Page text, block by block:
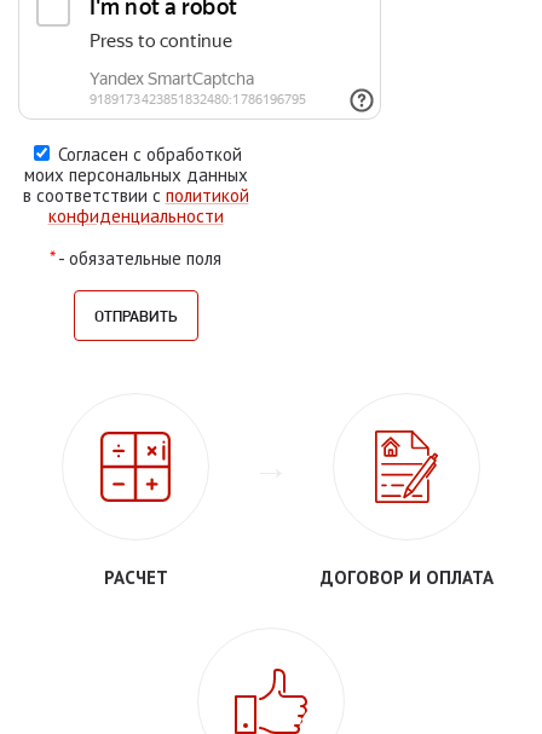
Согласен с обработкой
моих персональных данных
в соответствии с политикой
конфиденциальности
*- обязательные поля
РАСЧЕТ ДОГОВОР И ОПЛАТА